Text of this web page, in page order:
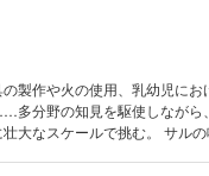
製作や火の使用、乳幼児にお
多分野の知見を駆使しながら
ケールで挑む。 サルの鳴き